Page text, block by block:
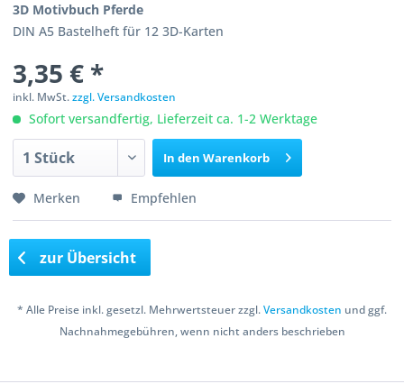
3D Motivbuch Pferde
DIN A5 Bastelheft für 12 3D-Karten
3,35 € *
inkl. MwSt.zzgl. Versandkosten
Sofort versandfertig, Lieferzeit ca. 1-2 Werktage
In den Warenkorb
Merken Empfehlen
zur Übersicht
* Alle Preise inkl. gesetzl. Mehrwertsteuer zzgl.Versandkosten und ggf.
Nachnahmegebühren, wenn nicht anders beschrieben